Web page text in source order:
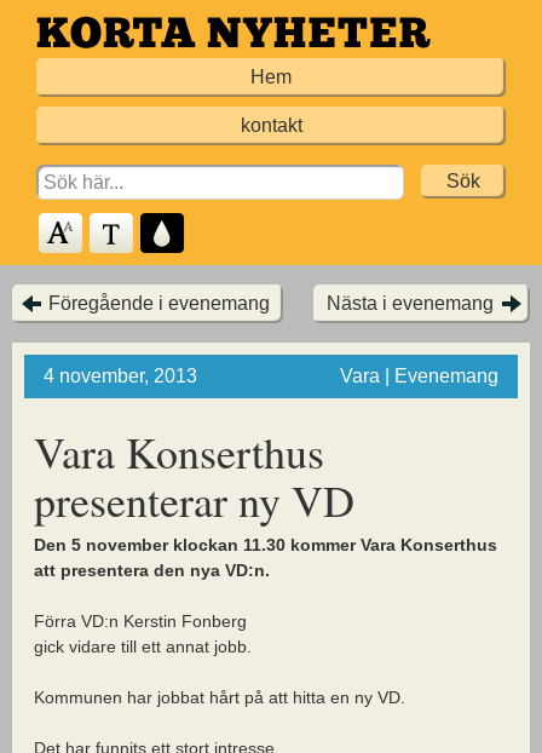
Hoppa
till
Hem
kontakt
Search
for:
Föregående i evenemang Nästa i evenemang
4 november, 2013 Vara | Evenemang
Vara Konserthus
presenterar ny VD
Den 5 november klockan 11.30 kommer Vara Konserthus
att presentera den nya VD:n.
Förra VD:n Kerstin Fonberg
gick vidare till ett annat jobb.
Kommunen har jobbat hårt på att hitta en ny VD.
Det har funnits ett stort intresse